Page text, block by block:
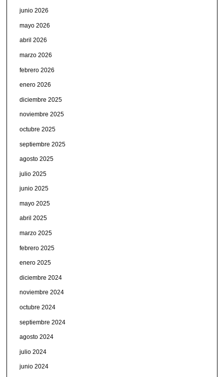
junio 2026
mayo 2026
abril 2026
marzo 2026
febrero 2026
enero 2026
diciembre 2025
noviembre 2025
octubre 2025
septiembre 2025
agosto 2025
julio 2025
junio 2025
mayo 2025
abril 2025
marzo 2025
febrero 2025
enero 2025
diciembre 2024
noviembre 2024
octubre 2024
septiembre 2024
agosto 2024
julio 2024
junio 2024